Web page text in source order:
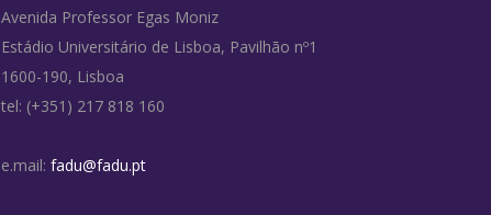
Avenida Professor Egas Moniz
Estádio Universitário de Lisboa, Pavilhão nº1
1600-190, Lisboa
tel: (+351) 217 818 160
e.mail: fadu@fadu.pt